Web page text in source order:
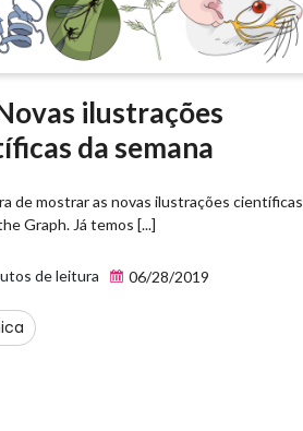
ilustrações
da semana
de mostrar as novas ilustrações científicas
Graph. Já temos [...]
de leitura 06/28/2019